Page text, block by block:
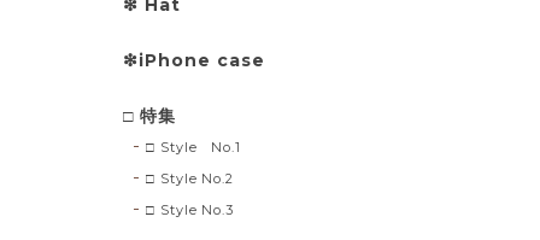
❇︎ Hat
❇︎iPhone case
□ 特集
□ Style No.1
□ Style No.2
□ Style No.3